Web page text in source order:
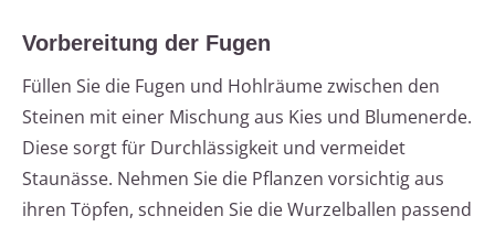
Vorbereitung der Fugen
Füllen Sie die Fugen und Hohlräume zwischen den
Steinen mit einer Mischung aus Kies und Blumenerde.
Diese sorgt für Durchlässigkeit und vermeidet
Staunässe. Nehmen Sie die Pflanzen vorsichtig aus
ihren Töpfen, schneiden Sie die Wurzelballen passend